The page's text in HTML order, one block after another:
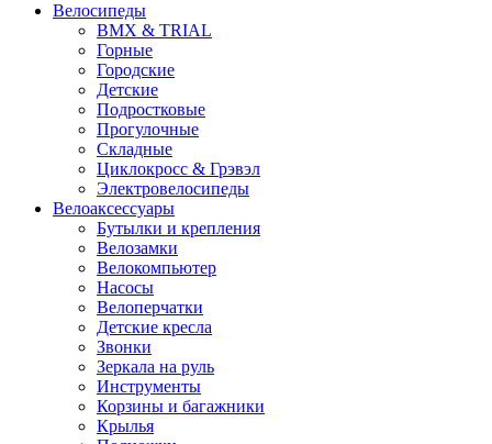
Велосипеды
BMX & TRIAL
Горные
Городские
Детские
Подростковые
Прогулочные
Складные
Циклокросс & Грэвэл
Электровелосипеды
Велоаксессуары
Бутылки и крепления
Велозамки
Велокомпьютер
Насосы
Велоперчатки
Детские кресла
Звонки
Зеркала на руль
Инструменты
Корзины и багажники
Крылья